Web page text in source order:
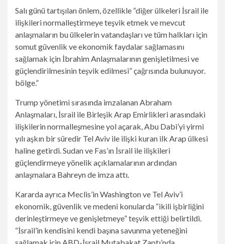
Salı günü tartışılan önlem, özellikle “diğer ülkeleri İsrail ile
ilişkileri normalleştirmeye teşvik etmek ve mevcut
anlaşmaların bu ülkelerin vatandaşları ve tüm halkları için
somut güvenlik ve ekonomik faydalar sağlamasını
sağlamak için İbrahim Anlaşmalarının genişletilmesi ve
güçlendirilmesinin teşvik edilmesi” çağrısında bulunuyor.
bölge.”
Trump yönetimi sırasında imzalanan Abraham
Anlaşmaları, İsrail ile Birleşik Arap Emirlikleri arasındaki
ilişkilerin normalleşmesine yol açarak, Abu Dabi’yi yirmi
yılı aşkın bir süredir Tel Aviv ile ilişki kuran ilk Arap ülkesi
haline getirdi. Sudan ve Fas’ın İsrail ile ilişkileri
güçlendirmeye yönelik açıklamalarının ardından
anlaşmalara Bahreyn de imza attı.
Kararda ayrıca Meclis’in Washington ve Tel Aviv’i
ekonomik, güvenlik ve medeni konularda “ikili işbirliğini
derinleştirmeye ve genişletmeye” teşvik ettiği belirtildi.
“İsrail’in kendisini kendi başına savunma yeteneğini